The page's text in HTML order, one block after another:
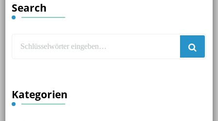
Search
Kategorien